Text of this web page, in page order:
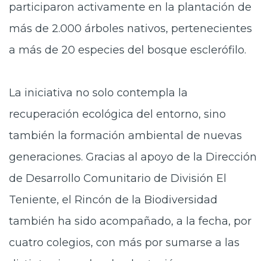
participaron activamente en la plantación de
más de 2.000 árboles nativos, pertenecientes
a más de 20 especies del bosque esclerófilo.
La iniciativa no solo contempla la
recuperación ecológica del entorno, sino
también la formación ambiental de nuevas
generaciones. Gracias al apoyo de la Dirección
de Desarrollo Comunitario de División El
Teniente, el Rincón de la Biodiversidad
también ha sido acompañado, a la fecha, por
cuatro colegios, con más por sumarse a las